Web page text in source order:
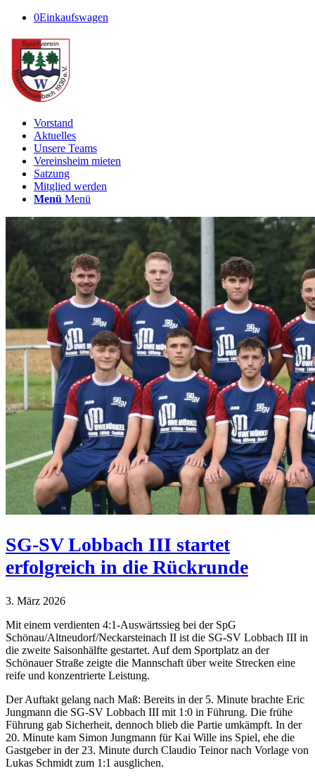
0Einkaufswagen
Vorstand
Aktuelles
Unsere Teams
Vereinsheim mieten
Satzung
Mitglied werden
Menü Menü
SG-SV Lobbach III startet
erfolgreich in die Rückrunde
3. März 2026
Mit einem verdienten 4:1-Auswärtssieg bei der SpG
Schönau/Altneudorf/Neckarsteinach II ist die SG-SV Lobbach III in
die zweite Saisonhälfte gestartet. Auf dem Sportplatz an der
Schönauer Straße zeigte die Mannschaft über weite Strecken eine
reife und konzentrierte Leistung.
Der Auftakt gelang nach Maß: Bereits in der 5. Minute brachte Eric
Jungmann die SG-SV Lobbach III mit 1:0 in Führung. Die frühe
Führung gab Sicherheit, dennoch blieb die Partie umkämpft. In der
20. Minute kam Simon Jungmann für Kai Wille ins Spiel, ehe die
Gastgeber in der 23. Minute durch Claudio Teinor nach Vorlage von
Lukas Schmidt zum 1:1 ausglichen.